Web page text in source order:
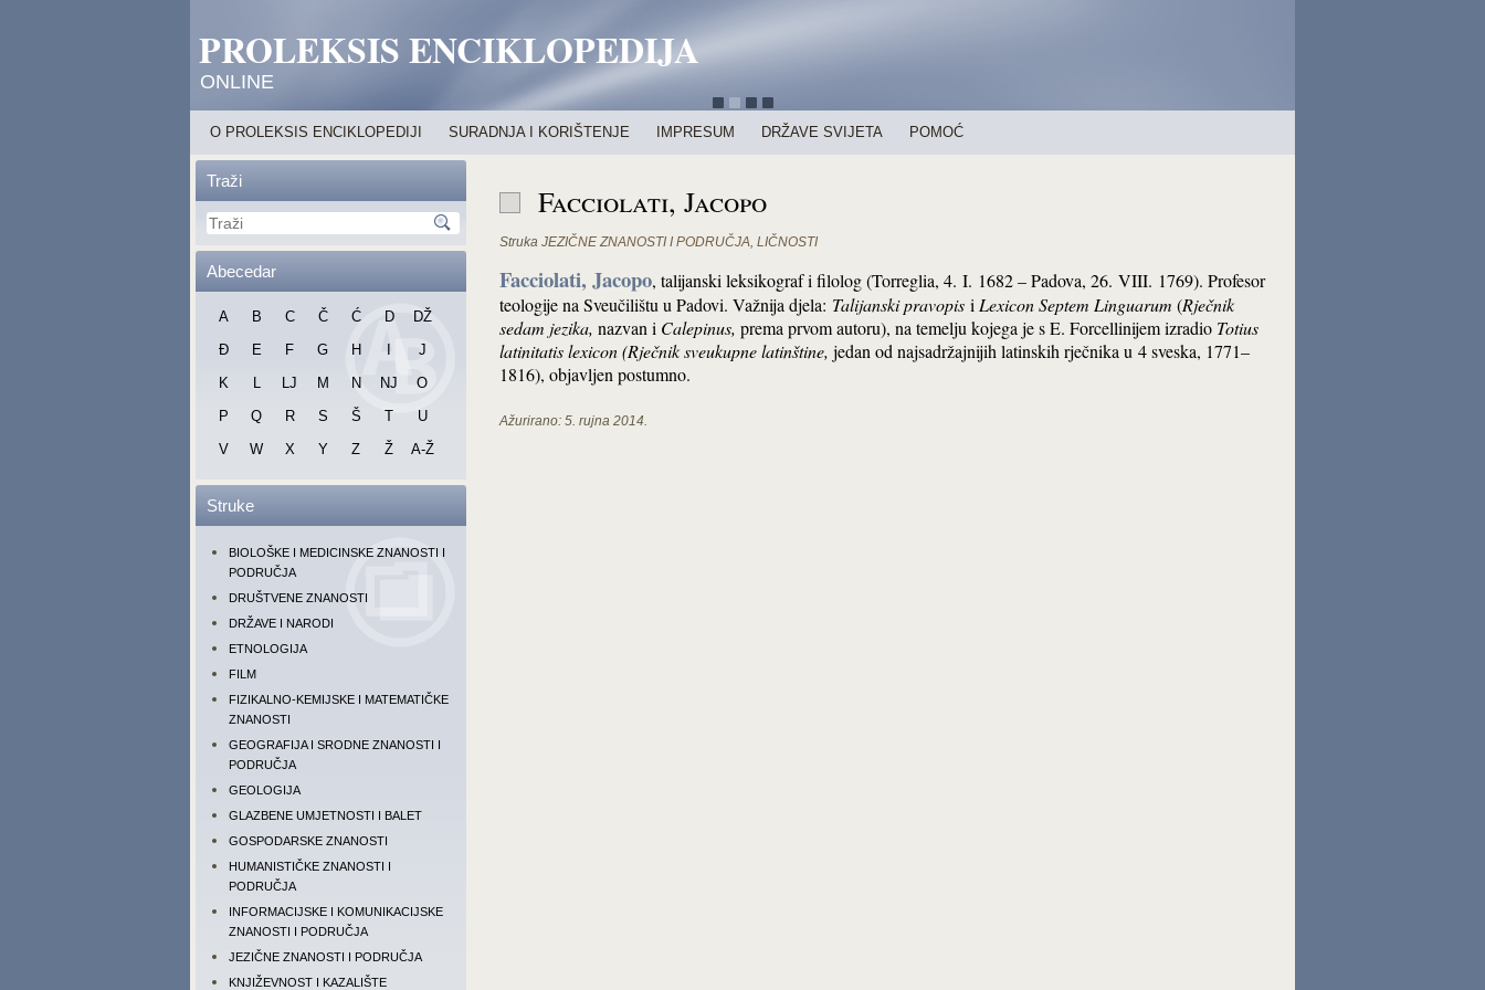
PROLEKSIS ENCIKLOPEDIJA
ONLINE
O PROLEKSIS ENCIKLOPEDIJI SURADNJA I KORIŠTENJE IMPRESUM DRŽAVE SVIJETA POMOĆ
Traži
Abecedar
A B C Č Ć D
DŽ
Đ
E F G H
J
K
L LJ M N NJ
O
P
Q R S Š T
U
V
W X Y Z Ž A-Ž
Struke
BIOLOŠKE I MEDICINSKE ZNANOSTI I
PODRUČJA
DRUŠTVENE ZNANOSTI
DRŽAVE I NARODI
ETNOLOGIJA
FILM
FIZIKALNO-KEMIJSKE I MATEMATIČKE
ZNANOSTI
GEOGRAFIJA I SRODNE ZNANOSTI I
PODRUČJA
GEOLOGIJA
GLAZBENE UMJETNOSTI I BALET
GOSPODARSKE ZNANOSTI
HUMANISTIČKE ZNANOSTI I
PODRUČJA
INFORMACIJSKE I KOMUNIKACIJSKE
ZNANOSTI I PODRUČJA
JEZIČNE ZNANOSTI I PODRUČJA
KNJIŽEVNOST I KAZALIŠTE
Facciolati, Jacopo
Struka JEZIČNE ZNANOSTI I PODRUČJA, LIČNOSTI
Facciolati, Jacopo, talijanski leksikograf i filolog (Torreglia, 4. I. 1682 – Padova, 26. VIII. 1769). Profesor
teologije na Sveučilištu u Padovi. Važnija djela: Talijanski pravopis i Lexicon Septem Linguarum (Rječnik
sedam jezika, nazvan i Calepinus, prema prvom autoru), na temelju kojega je s E. Forcellinijem izradio Totius
latinitatis lexicon (Rječnik sveukupne latinštine, jedan od najsadržajnijih latinskih rječnika u 4 sveska, 1771–
1816), objavljen postumno.
Ažurirano: 5. rujna 2014.